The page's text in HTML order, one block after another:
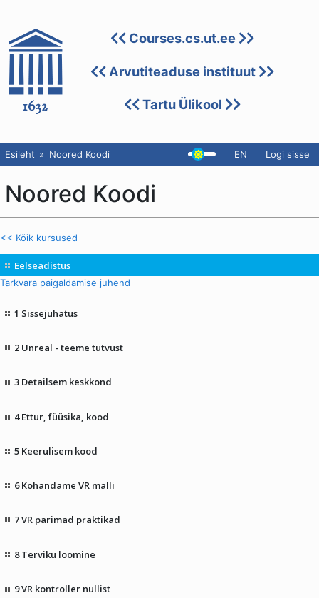
Courses.cs.ut.ee
Arvutiteaduse instituut
Tartu Ülikool
Esileht Noored Koodi EN Logi sisse
Noored Koodi
<< Kõik kursused
Eelseadistus
Tarkvara paigaldamise juhend
1 Sissejuhatus
2 Unreal - teeme tutvust
3 Detailsem keskkond
4 Ettur, füüsika, kood
5 Keerulisem kood
6 Kohandame VR malli
7 VR parimad praktikad
8 Terviku loomine
9 VR kontroller nullist